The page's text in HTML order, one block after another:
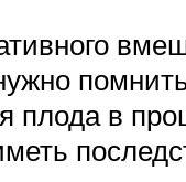
плода в